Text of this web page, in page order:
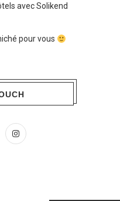
avec Solikend
pour vous